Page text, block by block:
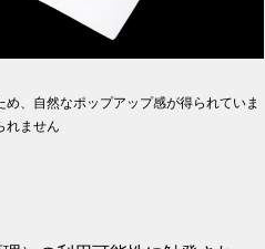
、自然なポップアップ感が得られていま
れません